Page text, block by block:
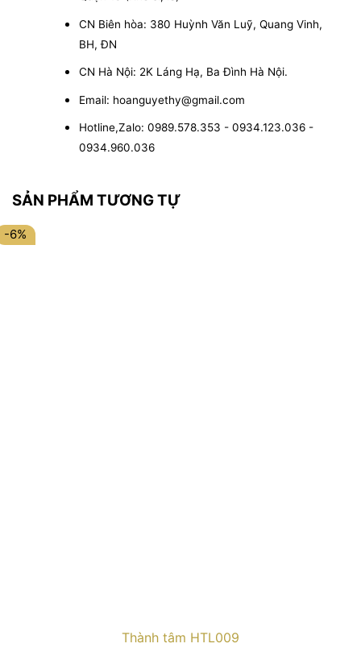
CN Biên hòa: 380 Huỳnh Văn Luỹ, Quang Vinh,
BH, ĐN
CN Hà Nội: 2K Láng Hạ, Ba Đình Hà Nội.
Email: hoanguyethy@gmail.com
Hotline,Zalo: 0989.578.353 - 0934.123.036 -
0934.960.036
SẢN PHẨM TƯƠNG TỰ
-6%
Thành tâm HTL009